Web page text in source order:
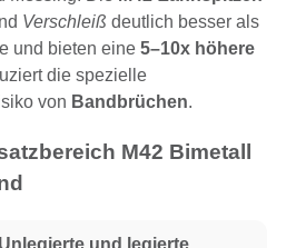
Verschleiß deutlich besser als
und bieten eine 5–10x höhere
die spezielle
von Bandbrüchen.
M42 Bimetall